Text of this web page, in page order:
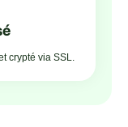
crypté via SSL.